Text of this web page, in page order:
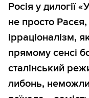
Росія у дилогії
не просто
ірраціоналізм,
прямому сенсі
сталінський
либонь,